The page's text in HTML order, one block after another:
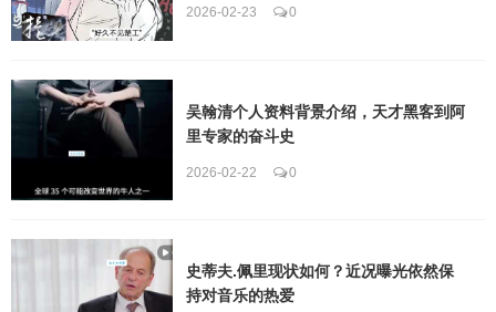
2026-02-23 0
吴翰清个人资料背景介绍，天才黑客到阿
里专家的奋斗史
2026-02-22 0
史蒂夫.佩里现状如何？近况曝光依然保
持对音乐的热爱